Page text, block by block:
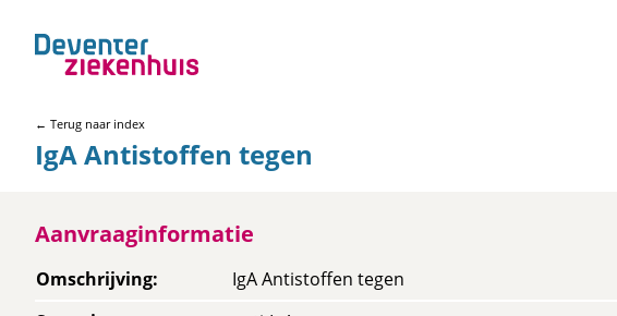
← Terug naar index
IgA Antistoffen tegen
Aanvraaginformatie
Omschrijving:
IgA Antistoffen tegen